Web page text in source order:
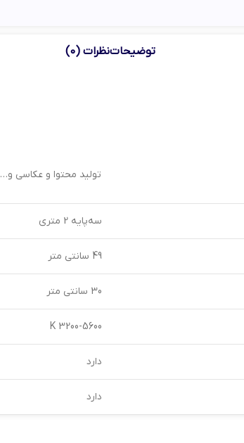
توضیحاتنظرات (0)
تولید محتوا و عکاسی و…
سه‌پایه 2 متری
49 سانتی متر
30 سانتی متر
3200-5600 K
دارد
دارد